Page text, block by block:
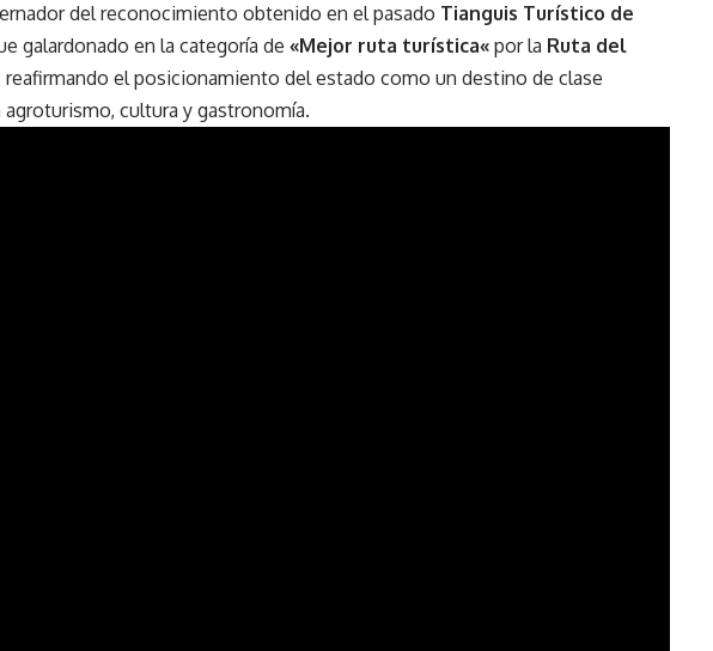
del reconocimiento obtenido en el pasado Tianguis Turístico de
galardonado en la categoría de «Mejor ruta turística« por la Ruta del
reafirmando el posicionamiento del estado como un destino de clase
cultura y gastronomía.